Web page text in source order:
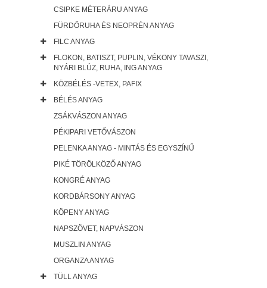
CSIPKE MÉTERÁRU ANYAG
FÜRDŐRUHA ÉS NEOPRÉN ANYAG
FILC ANYAG
FLOKON, BATISZT, PUPLIN, VÉKONY TAVASZI,
NYÁRI BLÚZ, RUHA, ING ANYAG
KÖZBÉLÉS -VETEX, PAFIX
BÉLÉS ANYAG
ZSÁKVÁSZON ANYAG
PÉKIPARI VETŐVÁSZON
PELENKA ANYAG - MINTÁS ÉS EGYSZÍNŰ
PIKÉ TÖRÖLKÖZŐ ANYAG
KONGRÉ ANYAG
KORDBÁRSONY ANYAG
KÖPENY ANYAG
NAPSZÖVET, NAPVÁSZON
MUSZLIN ANYAG
ORGANZA ANYAG
TÜLL ANYAG